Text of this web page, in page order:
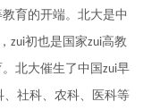
育 的开端。北大是中
zui初也是国家zui高教
北大催生了中国zui早
、社科、农科、 医科等